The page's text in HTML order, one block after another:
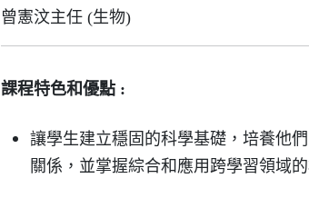
曾憲汶主任 (生物)
課程特色和優點 :
讓學生建立穩固的科學基礎，培養他
關係，並掌握綜合和應用跨學習領域